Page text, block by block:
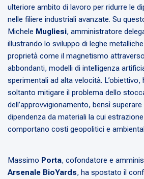
ulteriore ambito di lavoro per ridurre le
nelle filiere industriali avanzate. Su
Michele Mugliesi, amministratore
illustrando lo sviluppo di leghe
proprietà come il magnetismo
abbondanti, modelli di intelligenza
sperimentali ad alta velocità. L’obiettivo,
soltanto mitigare il problema dello
dell’approvvigionamento, bensì
dipendenza da materiali la cui
comportano costi geopolitici e
Massimo Porta, cofondatore e
Arsenale BioYards, ha spostato il